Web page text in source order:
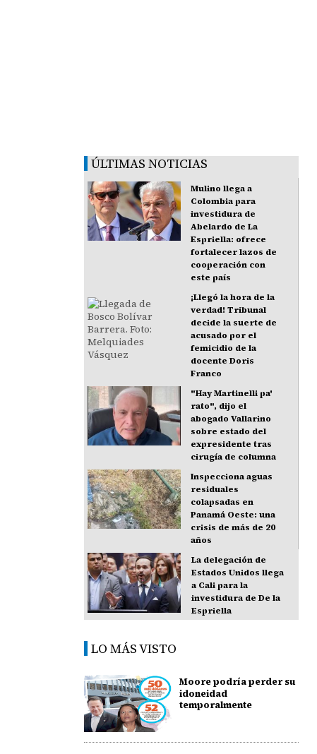
ÚLTIMAS NOTICIAS
Mulino llega a
Colombia para
investidura de
Abelardo de La
Espriella: ofrece
fortalecer lazos de
cooperación con
este país
¡Llegó la hora de la
verdad! Tribunal
decide la suerte de
acusado por el
femicidio de la
docente Doris
Franco
"Hay Martinelli pa'
rato", dijo el
abogado Vallarino
sobre estado del
expresidente tras
cirugía de columna
Inspecciona aguas
residuales
colapsadas en
Panamá Oeste: una
crisis de más de 20
años
La delegación de
Estados Unidos llega
a Cali para la
investidura de De la
Espriella
LO MÁS VISTO
Moore podría perder su
idoneidad
temporalmente